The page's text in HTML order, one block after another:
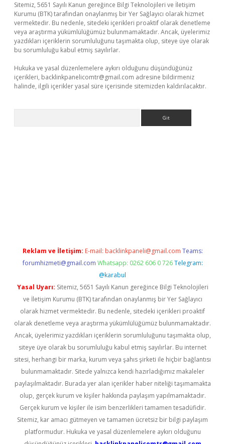
Sitemiz, 5651 Sayılı Kanun gereğince Bilgi Teknolojileri ve İletişim
Kurumu (BTK) tarafından onaylanmış bir Yer Sağlayıcı olarak hizmet
vermektedir. Bu nedenle, sitedeki içerikleri proaktif olarak denetleme
veya araştırma yükümlülüğümüz bulunmamaktadır. Ancak, üyelerimiz
yazdıkları içeriklerin sorumluluğunu taşımakta olup, siteye üye olarak
bu sorumluluğu kabul etmiş sayılırlar.
Hukuka ve yasal düzenlemelere aykırı olduğunu düşündüğünüz
içerikleri, backlinkpanelicomtr@gmail.com adresine bildirmeniz
halinde, ilgili içerikler yasal süre içerisinde sitemizden kaldırılacaktır.
Reklam ve İletişim: E-mail: backlinkpaneli@gmail.com Teams:
forumhizmeti@gmail.com Whatsapp: 0262 606 0 726 Telegram:
@karabul
Yasal Uyarı: Sitemiz, 5651 Sayılı Kanun gereğince Bilgi Teknolojileri
ve İletişim Kurumu (BTK) tarafından onaylanmış bir Yer Sağlayıcı
olarak hizmet vermektedir. Bu nedenle, sitedeki içerikleri proaktif
olarak denetleme veya araştırma yükümlülüğümüz bulunmamaktadır.
Ancak, üyelerimiz yazdıkları içeriklerin sorumluluğunu taşımakta olup,
siteye üye olarak bu sorumluluğu kabul etmiş sayılırlar. Bu internet
sitesi, herhangi bir marka, kurum veya şahıs şirketi ile hiçbir bağlantısı
bulunmamaktadır. Sitede yalnızca kendi hazırladığımız makaleler
paylaşılmaktadır. Burada yer alan içerikler haber niteliği taşımamakta
olup, gerçek kurum ve kişiler hakkında paylaşım yapılmamaktadır.
Gerçek kurum ve kişiler ile isim benzerlikleri tamamen tesadüfidir.
Sitemiz, kar amacı gütmeyen ve tamamen ücretsiz bir bilgi paylaşım
platformudur. Hukuka ve yasal düzenlemelere aykırı olduğunu